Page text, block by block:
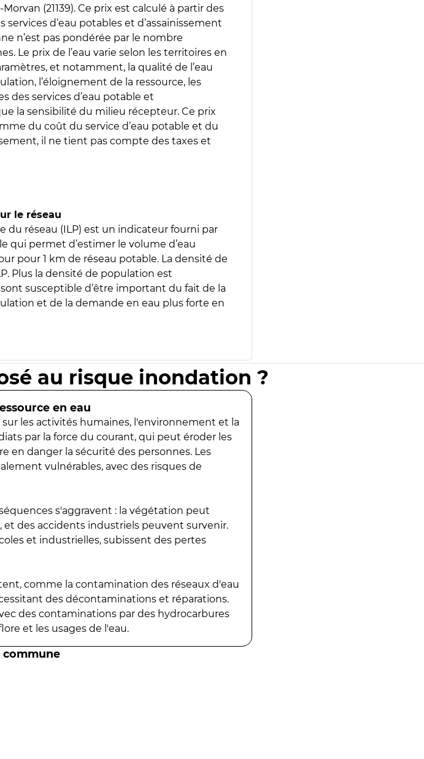
(21139). Ce prix est calculé à partir des
services d’eau potables et d’assainissement
n’est pas pondérée par le nombre
Le prix de l’eau varie selon les territoires en
et notamment, la qualité de l’eau
l’éloignement de la ressource, les
des services d’eau potable et
la sensibilité du milieu récepteur. Ce prix
du coût du service d’eau potable et du
il ne tient pas compte des taxes et
le réseau
du réseau (ILP) est un indicateur fourni par
qui permet d’estimer le volume d’eau
pour 1 km de réseau potable. La densité de
Plus la densité de population est
susceptible d’être important du fait de la
et de la demande en eau plus forte en
au risque inondation ?
en eau
les activités humaines, l'environnement et la
par la force du courant, qui peut éroder les
en danger la sécurité des personnes. Les
vulnérables, avec des risques de
s'aggravent : la végétation peut
des accidents industriels peuvent survenir.
et industrielles, subissent des pertes
comme la contamination des réseaux d'eau
des décontaminations et réparations.
des contaminations par des hydrocarbures
et les usages de l'eau.
commune